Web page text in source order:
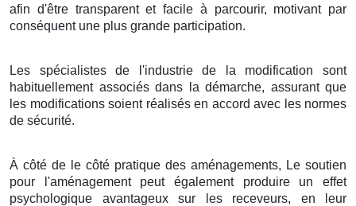
afin d'être transparent et facile à parcourir, motivant par
conséquent une plus grande participation.
Les spécialistes de l'industrie de la modification sont
habituellement associés dans la démarche, assurant que
les modifications soient réalisés en accord avec les normes
de sécurité.
À côté de le côté pratique des aménagements, Le soutien
pour l'aménagement peut également produire un effet
psychologique avantageux sur les receveurs, en leur